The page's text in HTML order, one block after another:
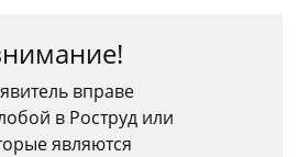
вправе
в Роструд или
являются